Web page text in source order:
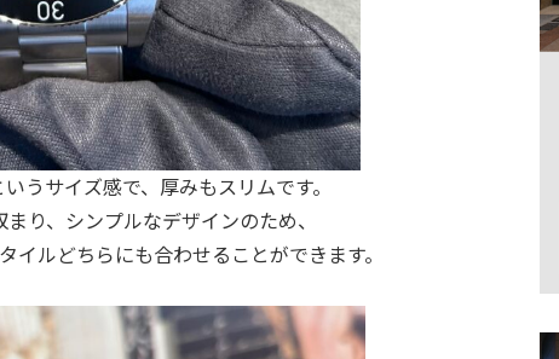
うサイズ感で、厚みもスリムです。
り、シンプルなデザインのため、
イルどちらにも合わせることができます。